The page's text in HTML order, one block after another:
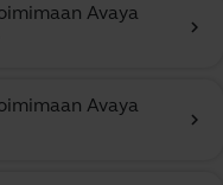
Avaya
chevron_right
Avaya
chevron_right